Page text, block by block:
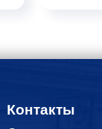
Контакты